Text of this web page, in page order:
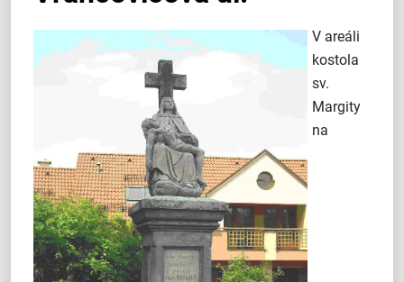
V areáli
kostola
sv.
Margity
na